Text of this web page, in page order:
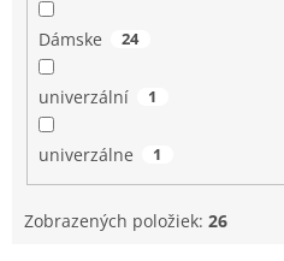
Dámske 24
univerzální 1
univerzálne 1
Zobrazených položiek: 26